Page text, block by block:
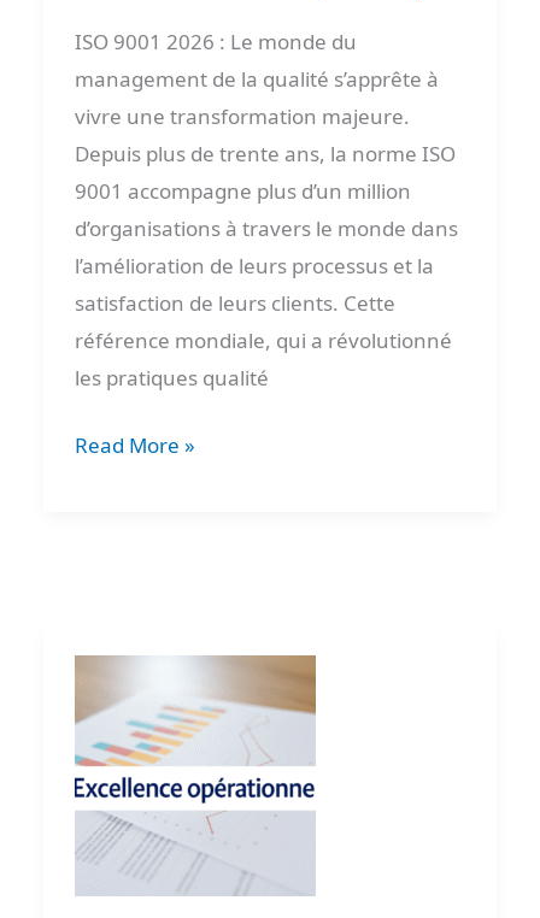
ISO 9001 2026 : Le monde du
management de la qualité s’apprête à
vivre une transformation majeure.
Depuis plus de trente ans, la norme ISO
9001 accompagne plus d’un million
d’organisations à travers le monde dans
l’amélioration de leurs processus et la
satisfaction de leurs clients. Cette
référence mondiale, qui a révolutionné
les pratiques qualité
impacts)
Read More »
Comment
atteindre
l’excellence
opérationnelle
pour
transformer
votre